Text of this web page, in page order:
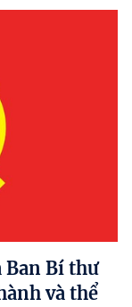
Ban Bí thư
và thể